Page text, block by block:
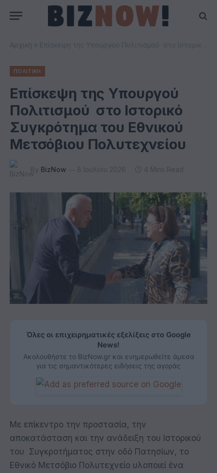
Αρχική
ΠΟΛΙΤΙΚΗ
Επίσκεψη της Υπουργού
Πολιτισμού στο Ιστορικό
Συγκρότημα του Εθνικού
Μετσόβιου Πολυτεχνείου
By BizNow 8 Ιουλίου 2026 4 Mins Read
Όλες οι επιχειρηματικές εξελίξεις στο Google
News!
Ακολουθήστε το BizNow.gr και ενημερωθείτε άμεσα
για τις σημαντικότερες ειδήσεις της αγοράς
Με επίκεντρο την προστασία, την
αποκατάσταση και την ανάδειξη του Ιστορικού
του Συγκροτήματος στην οδό Πατησίων, το
Εθνικό Μετσόβιο Πολυτεχνείο υλοποιεί ένα